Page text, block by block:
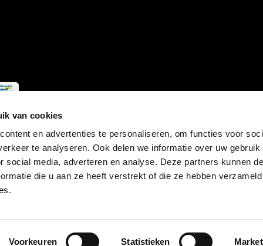
van cookies
en advertenties te personaliseren, om functies voor
te analyseren. Ook delen we informatie over uw gebruik
social media, adverteren en analyse. Deze partners kunnen
die u aan ze heeft verstrekt of die ze hebben
Voorkeuren Statistieken
© Copyright2026- Theme RePos - Theme ByDMWSxPlus+- RSS-feed